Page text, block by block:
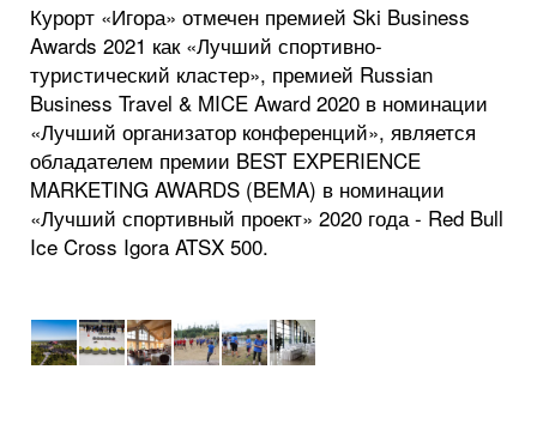
Курорт «Игора» отмечен премией Ski Business
Awards 2021 как «Лучший спортивно-
туристический кластер», премией Russian
Business Travel & MICE Award 2020 в номинации
«Лучший организатор конференций», является
обладателем премии BEST EXPERIENCE
MARKETING AWARDS (BEMA) в номинации
«Лучший спортивный проект» 2020 года - Red Bull
Ice Cross Igora ATSX 500.